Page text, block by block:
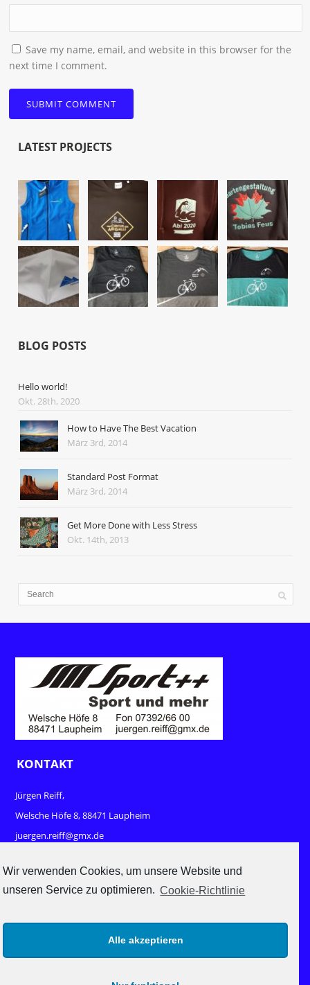
Wir verwenden Cookies, um unsere Website und
unseren Service zu optimieren. Cookie-Richtlinie
Alle akzeptieren
Save my name, email, and website in this browser for the
next time I comment.
LATEST PROJECTS
BLOG POSTS
Hello world!
Okt. 28th, 2020
How to Have The Best Vacation
März 3rd, 2014
Standard Post Format
März 3rd, 2014
Get More Done with Less Stress
Okt. 14th, 2013
KONTAKT
Jürgen Reiff,
Welsche Höfe 8, 88471 Laupheim
juergen.reiff@gmx.de
RECHTLICHES
Datenschutz